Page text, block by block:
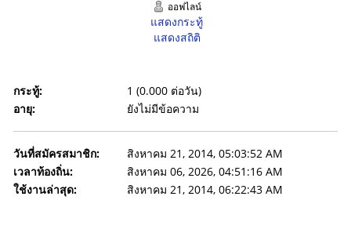
ออฟไลน์
แสดงกระทู้
แสดงสถิติ
กระทู้:
1 (0.000 ต่อวัน)
อายุ:
ยังไม่มีข้อความ
วันที่สมัครสมาชิก:
สิงหาคม 21, 2014, 05:03:52 AM
เวลาท้องถิ่น:
สิงหาคม 06, 2026, 04:51:16 AM
ใช้งานล่าสุด:
สิงหาคม 21, 2014, 06:22:43 AM